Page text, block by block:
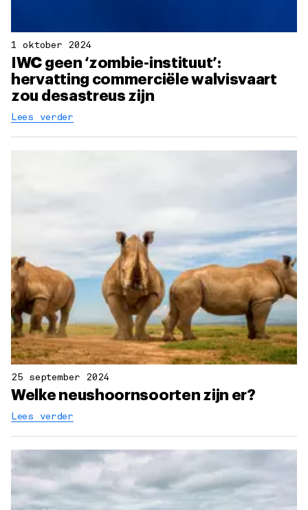
1 oktober 2024
IWC geen ‘zombie-instituut’:
hervatting commerciële walvisvaart
zou desastreus zijn
Lees verder
25 september 2024
Welke neushoornsoorten zijn er?
Lees verder